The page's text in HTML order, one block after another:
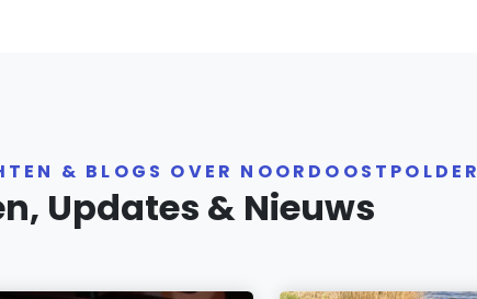
& BLOGS OVER NOORDOOSTPOLDER
Updates & Nieuws